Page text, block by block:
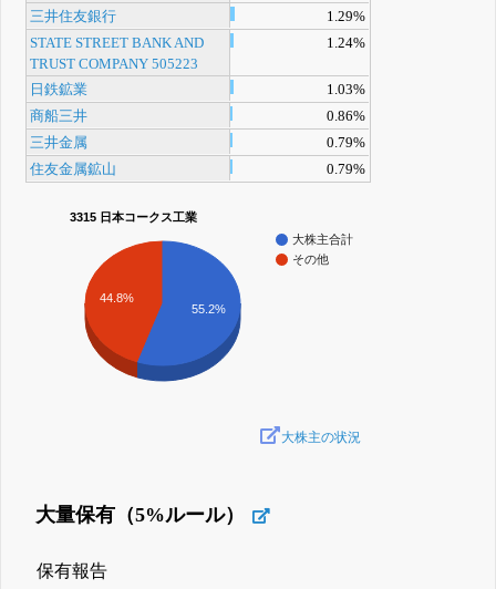
三井住友銀行
1.29%
STATE STREET BANK AND
TRUST COMPANY 505223
1.24%
日鉄鉱業
1.03%
商船三井
0.86%
三井金属
0.79%
住友金属鉱山
0.79%
3315 日本コークス工業
大株主合計
その他
44.8%
55.2%
大株主の状況
大量保有（5%ルール）
保有報告